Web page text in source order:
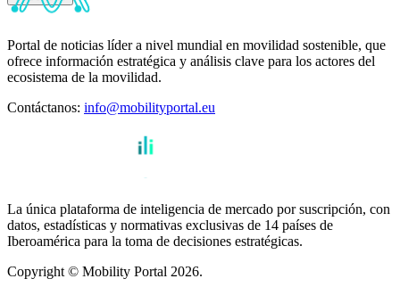
Portal de noticias líder a nivel mundial en movilidad sostenible, que
ofrece información estratégica y análisis clave para los actores del
ecosistema de la movilidad.
Contáctanos: info@mobilityportal.eu
La única plataforma de inteligencia de mercado por suscripción, con
datos, estadísticas y normativas exclusivas de 14 países de
Iberoamérica para la toma de decisiones estratégicas.
Copyright © Mobility Portal 2026.